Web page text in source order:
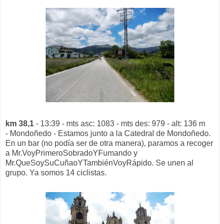
km 38,1 - 13:39 - mts asc: 1083 - mts des: 979 - alt: 136 m
- Mondoñedo - Estamos junto a la Catedral de Mondoñedo.
En un bar (no podía ser de otra manera), paramos a recoger
a Mr.VoyPrimeroSobradoYFumando y
Mr.QueSoySuCuñaoYTambiénVoyRápido. Se unen al
grupo. Ya somos 14 ciclistas.